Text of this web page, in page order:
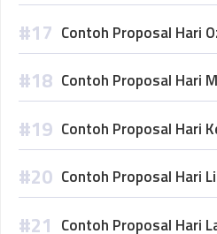
Contoh Proposal Hari
Contoh Proposal Hari
Contoh Proposal Hari
Contoh Proposal Hari
Contoh Proposal Hari